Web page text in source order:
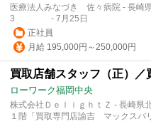
医療法人みなづき 佐々病院 - 長崎
3 - 7月25日
正社員
月給 195,000円～250,000円
買取店舗スタッフ（正）
ローワーク福岡中央
株式会社ＤｅｌｉｇｈｔＺ - 長崎
１階「買取専門店諭吉 マックスバ